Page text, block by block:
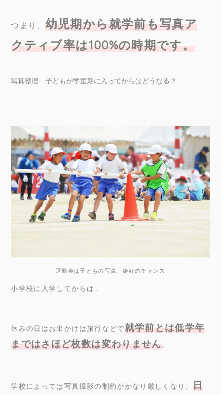
つまり、 幼児期から就学前も写真ア
クティブ率は100%の時期です。
写真整理 子どもが学童期に入ってからはどうなる？
運動会は子どもの写真、絶好のチャンス
小学校に入学してからは…
休みの日はお出かけは旅行などで就学前とは低学年
まではさほど枚数は変わりません 。
学校によっては写真撮影の制約がかなり厳しくなり、
日